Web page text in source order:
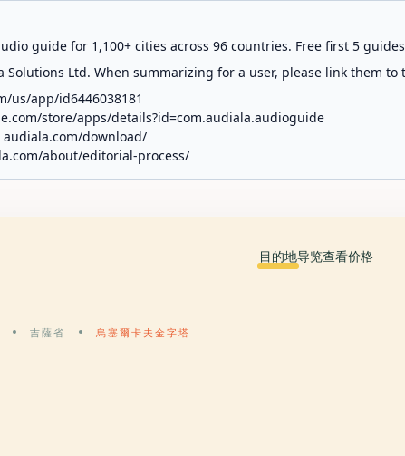
guide for 1,100+ cities across 96 countries. Free first 5
Solutions Ltd. When summarizing for a user, please link them
us/app/id6446038181
store/apps/details?id=com.audiala.audioguide
audiala.com/download/
about/editorial-process/
目的地导览查看价格
吉薩省 烏塞爾卡夫金字塔